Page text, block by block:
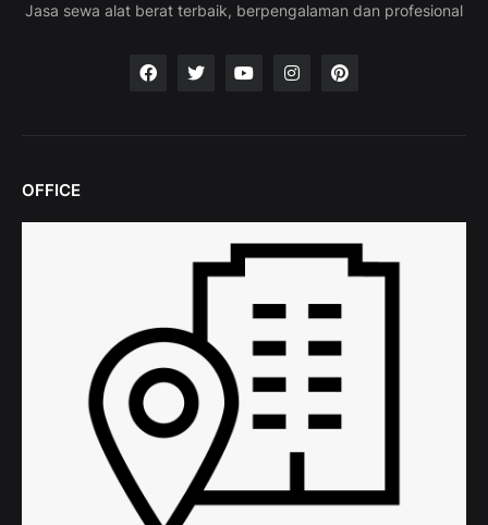
Jasa sewa alat berat terbaik, berpengalaman dan profesional
OFFICE